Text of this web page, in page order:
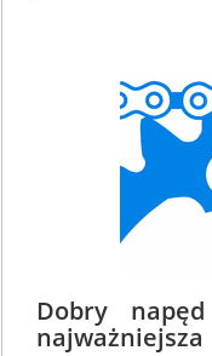
Dobry
najważniejsza